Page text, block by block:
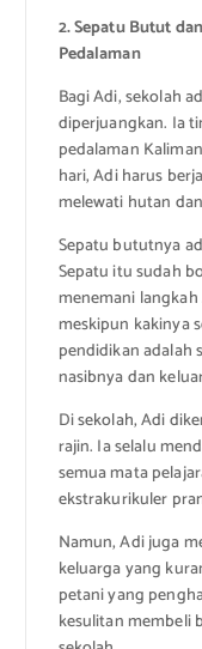
2. Sepatu Butut
Pedalaman
Bagi Adi, sekolah
diperjuangkan. Ia
pedalaman
hari, Adi harus
melewati hutan
Sepatu bututnya
Sepatu itu sudah
menemani
meskipun kakinya
pendidikan adalah
nasibnya dan
Di sekolah, Adi
rajin. Ia selalu
semua mata
ekstrakurikuler
Namun, Adi juga
keluarga yang
petani yang
kesulitan membeli